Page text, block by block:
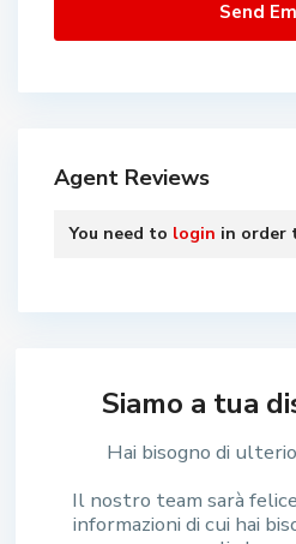
Agent Reviews
You need to login in order
Siamo a tua
Hai bisogno di
Il nostro team sarà
informazioni di cui hai